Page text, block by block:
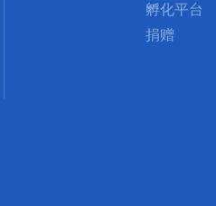
孵化平台
捐赠